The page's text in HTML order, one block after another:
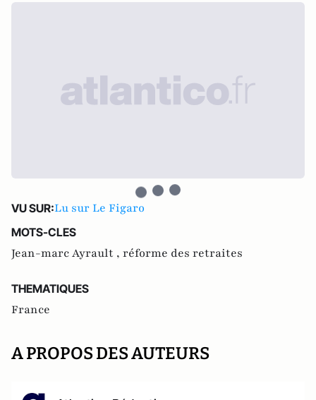
VU SUR:Lu sur Le Figaro
MOTS-CLES
Jean-marc Ayrault , réforme des retraites
THEMATIQUES
France
A PROPOS DES AUTEURS